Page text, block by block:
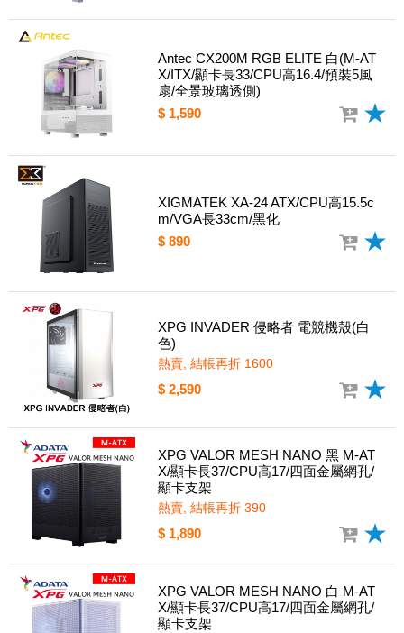
Antec CX200M RGB ELITE 白(M-AT
X/ITX/顯卡長33/CPU高16.4/預裝5風
扇/全景玻璃透側)
$ 1,590
XIGMATEK XA-24 ATX/CPU高15.5c
m/VGA長33cm/黑化
$ 890
XPG INVADER 侵略者 電競機殼(白
色)
熱賣, 結帳再折 1600
$ 2,590
XPG VALOR MESH NANO 黑 M-AT
X/顯卡長37/CPU高17/四面金屬網孔/
顯卡支架
熱賣, 結帳再折 390
$ 1,890
XPG VALOR MESH NANO 白 M-AT
X/顯卡長37/CPU高17/四面金屬網孔/
顯卡支架